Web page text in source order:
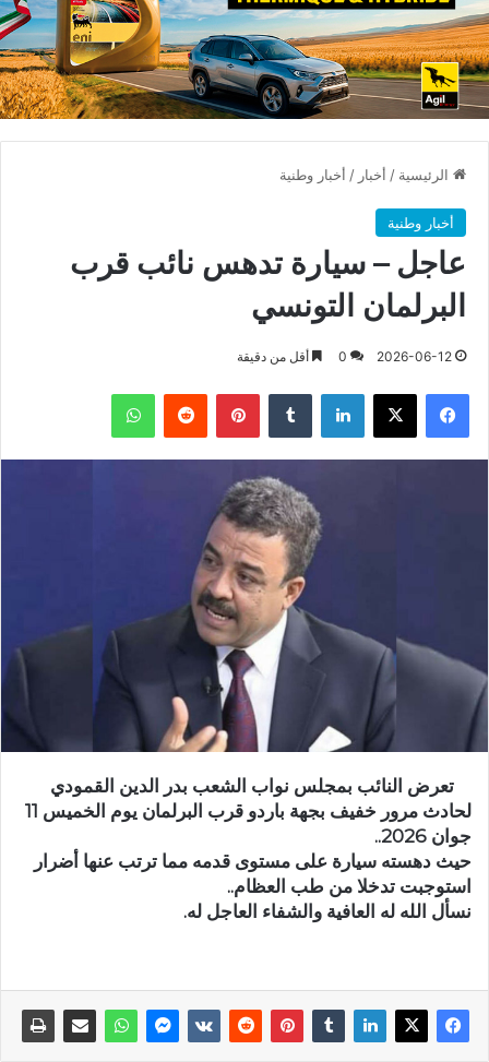
الرئيسية / أخبار / أخبار وطنية
أخبار وطنية
عاجل – سيارة تدهس نائب قرب
البرلمان التونسي
2026-06-12
0 أقل من دقيقة
فيسبوك X لينكدإن بينتيريست واتساب
تعرض النائب بمجلس نواب الشعب بدر الدين القمودي
لحادث مرور خفيف بجهة باردو قرب البرلمان يوم الخميس 11
جوان 2026..
حيث دهسته سيارة على مستوى قدمه مما ترتب عنها أضرار
استوجبت تدخلا من طب العظام..
نسأل الله له العافية والشفاء العاجل له.